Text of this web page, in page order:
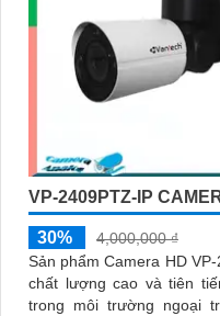
VP-2409PTZ-IP
30%
4,000,000 ₫
Sản phẩm Camera HD
chất lượng cao và tiên
trong môi trường ngoại trời. Với tính năng Pan-Tilt-